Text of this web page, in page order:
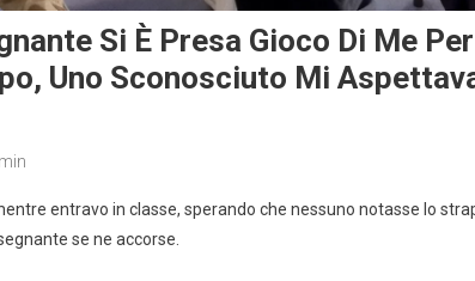
Si È Presa Gioco Di Me
Uno Sconosciuto Mi
entravo in classe, sperando che nessuno notasse lo
se ne accorse.